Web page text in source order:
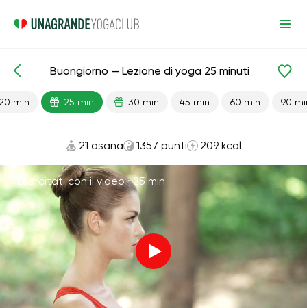
Lezioni pronte Energia
Buongiorno — Lezione di yoga 25 minuti
min 25 min 30 min 45 min 60 min 90
21 asana 1357 punti 209 kcal
Esercitati con il video ·25 min